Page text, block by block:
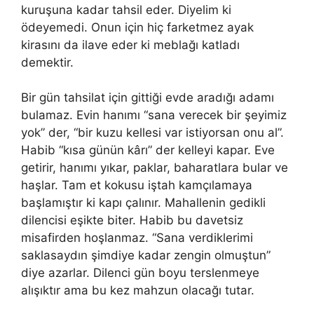
kuruşuna kadar tahsil eder. Diyelim ki
ödeyemedi. Onun için hiç farketmez ayak
kirasını da ilave eder ki meblağı katladı
demektir.
Bir gün tahsilat için gittiği evde aradığı adamı
bulamaz. Evin hanımı “sana verecek bir şeyimiz
yok” der, “bir kuzu kellesi var istiyorsan onu al”.
Habib “kısa günün kârı” der kelleyi kapar. Eve
getirir, hanımı yıkar, paklar, baharatlara bular ve
haşlar. Tam et kokusu iştah kamçılamaya
başlamıştır ki kapı çalınır. Mahallenin gedikli
dilencisi eşikte biter. Habib bu davetsiz
misafirden hoşlanmaz. “Sana verdiklerimi
saklasaydın şimdiye kadar zengin olmuştun”
diye azarlar. Dilenci gün boyu terslenmeye
alışıktır ama bu kez mahzun olacağı tutar.